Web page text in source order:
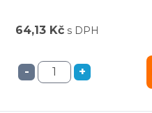
64,13 Kč s DPH
- +